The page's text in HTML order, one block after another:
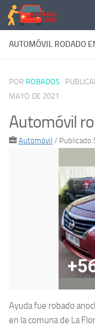
Saltar al contenido
AUTOMÓVIL RODADO
POR ROBADOS ·
MAYO DE 2021
Automóvil
Automóvil / Publicado
Ayuda fue robado
en la comuna de La